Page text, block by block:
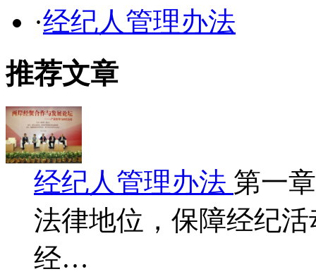
·经纪人管理办法
推荐文章
经纪人管理办法 第一
法律地位，保障经纪
经…